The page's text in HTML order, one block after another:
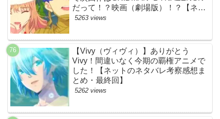
だって！？映画（劇場版）！？【ネッ
トの考察ネタバレ感想まとめ・最終
5263 views
【Vivy（ヴィヴィ）】ありがとう
Vivy！間違いなく今期の覇権アニメで
した！【ネットのネタバレ考察感想ま
とめ・最終回】
5262 views